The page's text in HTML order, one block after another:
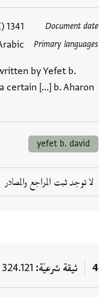
Document date
1341 Seleucid (1029–1030 CE)
Primary languages
by Yefet b.
certain [...] b. Aharon
العلامات
yefet b. david
لا توجد ثبت المراجع والمصادر
4 ثيقة شرعيّة